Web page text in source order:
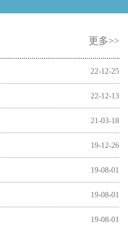
更多>>
22-12-25
22-12-13
21-03-18
19-12-26
19-08-01
19-08-01
19-08-01